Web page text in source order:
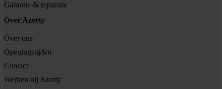
Garantie & reparatie
Over Azerty
Over ons
Openingstijden
Contact
Werken bij Azerty